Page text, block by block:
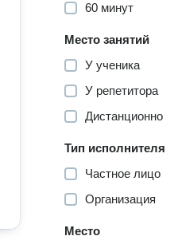
60 минут
Место занятий
У ученика
У репетитора
Дистанционно
Тип исполнителя
Частное лицо
Организация
Место